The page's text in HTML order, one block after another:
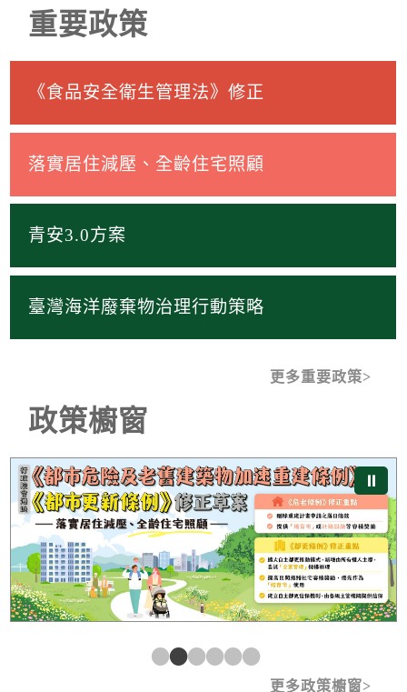
重要政策
《食品安全衛生管理法》修正
落實居住減壓、全齡住宅照顧
青安3.0方案
臺灣海洋廢棄物治理行動策略
更多重要政策
政策櫥窗
⏸
《都市危險及老舊建築物加速重建條例》及《都市更新條
更多政策櫥窗